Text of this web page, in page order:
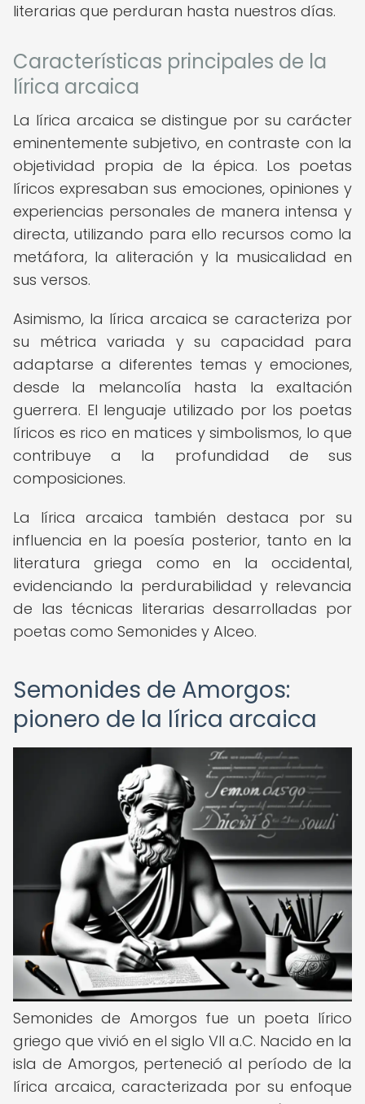
literarias que perduran hasta nuestros días.
Características principales de la
lírica arcaica
La lírica arcaica se distingue por su carácter
eminentemente subjetivo, en contraste con la
objetividad propia de la épica. Los poetas
líricos expresaban sus emociones, opiniones y
experiencias personales de manera intensa y
directa, utilizando para ello recursos como la
metáfora, la aliteración y la musicalidad en
sus versos.
Asimismo, la lírica arcaica se caracteriza por
su métrica variada y su capacidad para
adaptarse a diferentes temas y emociones,
desde la melancolía hasta la exaltación
guerrera. El lenguaje utilizado por los poetas
líricos es rico en matices y simbolismos, lo que
contribuye a la profundidad de sus
composiciones.
La lírica arcaica también destaca por su
influencia en la poesía posterior, tanto en la
literatura griega como en la occidental,
evidenciando la perdurabilidad y relevancia
de las técnicas literarias desarrolladas por
poetas como Semonides y Alceo.
Semonides de Amorgos:
pionero de la lírica arcaica
Semonides de Amorgos fue un poeta lírico
griego que vivió en el siglo VII a.C. Nacido en la
isla de Amorgos, perteneció al período de la
lírica arcaica, caracterizada por su enfoque